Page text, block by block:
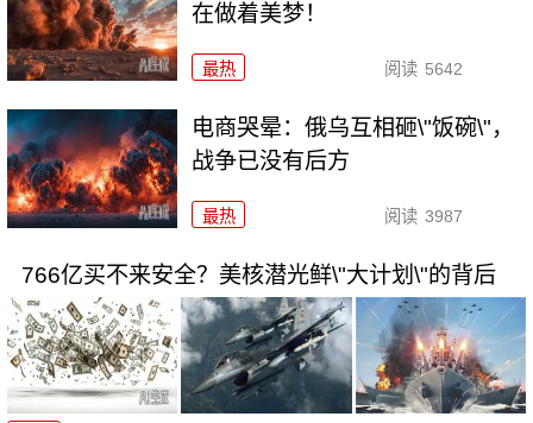
在做着美梦！
最热 阅读 5642
电商哭晕：俄乌互相砸\"饭碗\"，
战争已没有后方
最热 阅读 3987
766亿买不来安全？美核潜光鲜\"大计划\"的背后